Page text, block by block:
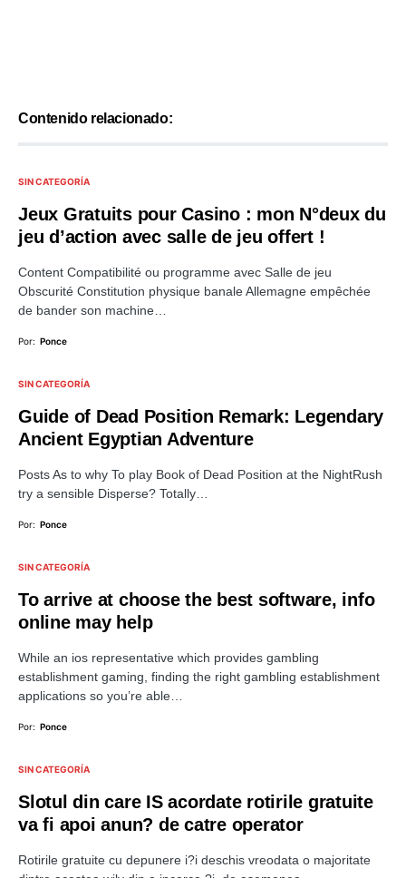
Contenido relacionado:
SIN CATEGORÍA
Jeux Gratuits pour Casino : mon N°deux du
jeu d’action avec salle de jeu offert !
Content Compatibilité ou programme avec Salle de jeu
Obscurité Constitution physique banale Allemagne empêchée
de bander son machine…
Por: Ponce
SIN CATEGORÍA
Guide of Dead Position Remark: Legendary
Ancient Egyptian Adventure
Posts As to why To play Book of Dead Position at the NightRush
try a sensible Disperse? Totally…
Por: Ponce
SIN CATEGORÍA
To arrive at choose the best software, info
online may help
While an ios representative which provides gambling
establishment gaming, finding the right gambling establishment
applications so you’re able…
Por: Ponce
SIN CATEGORÍA
Slotul din care IS acordate rotirile gratuite
va fi apoi anun? de catre operator
Rotirile gratuite cu depunere i?i deschis vreodata o majoritate